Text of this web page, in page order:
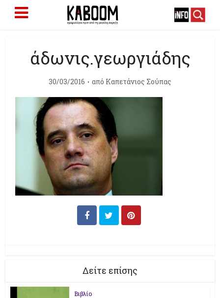
άδωνις.γεωργιάδης
30/03/2016 από Καπετάνιος Σούπας
Δείτε επίσης
Βιβλίο